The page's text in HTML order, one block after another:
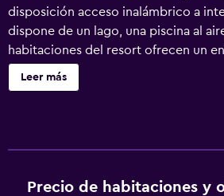
disposición acceso inalámbrico a
dispone de un lago, una piscina al
habitaciones del resort ofrecen un
donde descansar, con multitud de
instalaciones como minibar. Aquellos
copa al final del día. El desayuno se
Leer más
Precio de habitaciones y